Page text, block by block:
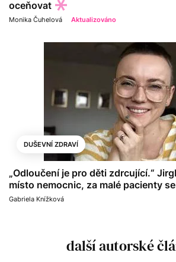
oceňovat
Monika Čuhelová Aktualizováno
DUŠEVNÍ ZDRAVÍ
„Odloučení je pro děti zdrcující.“
místo nemocnic, za malé pacienty
Gabriela Knížková
další autorské